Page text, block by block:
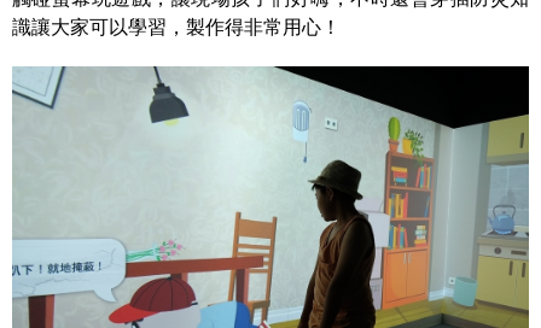
識讓大家可以學習，製作得非常用心！